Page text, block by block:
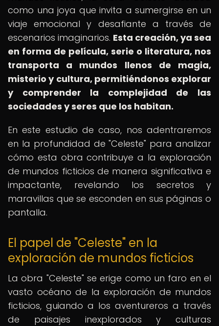
como una joya que invita a sumergirse en un
viaje emocional y desafiante a través de
escenarios imaginarios. Esta creación, ya sea
en forma de película, serie o literatura, nos
transporta a mundos llenos de magia,
misterio y cultura, permitiéndonos explorar
y comprender la complejidad de las
sociedades y seres que los habitan.
En este estudio de caso, nos adentraremos
en la profundidad de "Celeste" para analizar
cómo esta obra contribuye a la exploración
de mundos ficticios de manera significativa e
impactante, revelando los secretos y
maravillas que se esconden en sus páginas o
pantalla.
El papel de "Celeste" en la
exploración de mundos ficticios
La obra "Celeste" se erige como un faro en el
vasto océano de la exploración de mundos
ficticios, guiando a los aventureros a través
de paisajes inexplorados y culturas